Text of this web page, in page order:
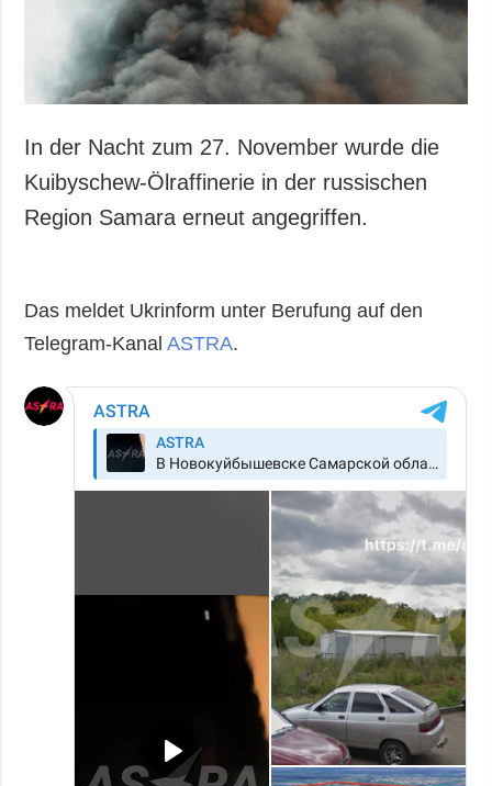
Gesellschaft und
Kultur
Sport
Kriminalität
Notstand und
ZUSÄTZLICH
Fotos
Video
LEISTUNGEN
In der Nacht zum 27. November wurde die
Kuibyschew-Ölraffinerie in der russischen
Region Samara erneut angegriffen.
Das meldet Ukrinform unter Berufung auf den
Telegram-KanalASTRA.